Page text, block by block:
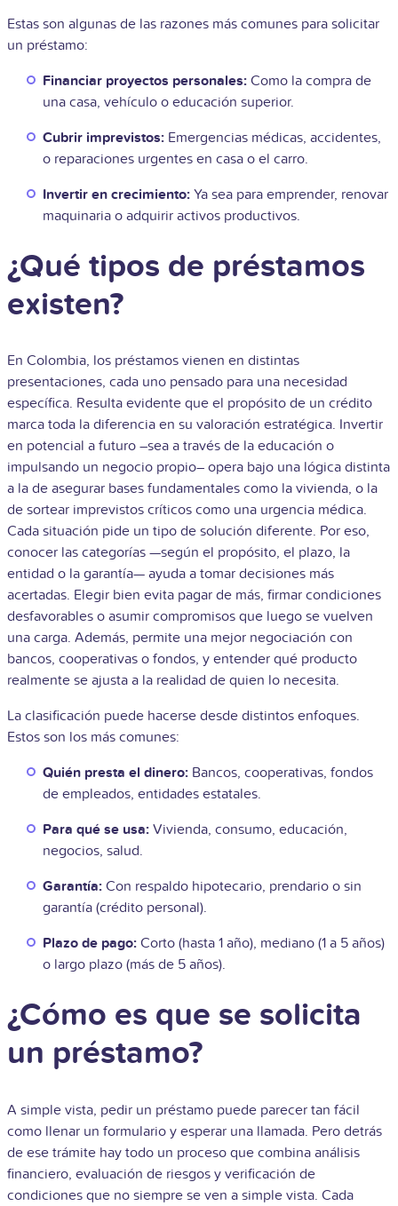
Estas son algunas de las razones más comunes para solicitar
un préstamo:
Financiar proyectos personales: Como la compra de
una casa, vehículo o educación superior.
Cubrir imprevistos: Emergencias médicas, accidentes,
o reparaciones urgentes en casa o el carro.
Invertir en crecimiento: Ya sea para emprender, renovar
maquinaria o adquirir activos productivos.
¿Qué tipos de préstamos
existen?
En Colombia, los préstamos vienen en distintas
presentaciones, cada uno pensado para una necesidad
específica. Resulta evidente que el propósito de un crédito
marca toda la diferencia en su valoración estratégica. Invertir
en potencial a futuro –sea a través de la educación o
impulsando un negocio propio– opera bajo una lógica distinta
a la de asegurar bases fundamentales como la vivienda, o la
de sortear imprevistos críticos como una urgencia médica.
Cada situación pide un tipo de solución diferente. Por eso,
conocer las categorías —según el propósito, el plazo, la
entidad o la garantía— ayuda a tomar decisiones más
acertadas. Elegir bien evita pagar de más, firmar condiciones
desfavorables o asumir compromisos que luego se vuelven
una carga. Además, permite una mejor negociación con
bancos, cooperativas o fondos, y entender qué producto
realmente se ajusta a la realidad de quien lo necesita.
La clasificación puede hacerse desde distintos enfoques.
Estos son los más comunes:
Quién presta el dinero: Bancos, cooperativas, fondos
de empleados, entidades estatales.
Para qué se usa: Vivienda, consumo, educación,
negocios, salud.
Garantía: Con respaldo hipotecario, prendario o sin
garantía (crédito personal).
Plazo de pago: Corto (hasta 1 año), mediano (1 a 5 años)
o largo plazo (más de 5 años).
¿Cómo es que se solicita
un préstamo?
A simple vista, pedir un préstamo puede parecer tan fácil
como llenar un formulario y esperar una llamada. Pero detrás
de ese trámite hay todo un proceso que combina análisis
financiero, evaluación de riesgos y verificación de
condiciones que no siempre se ven a simple vista. Cada